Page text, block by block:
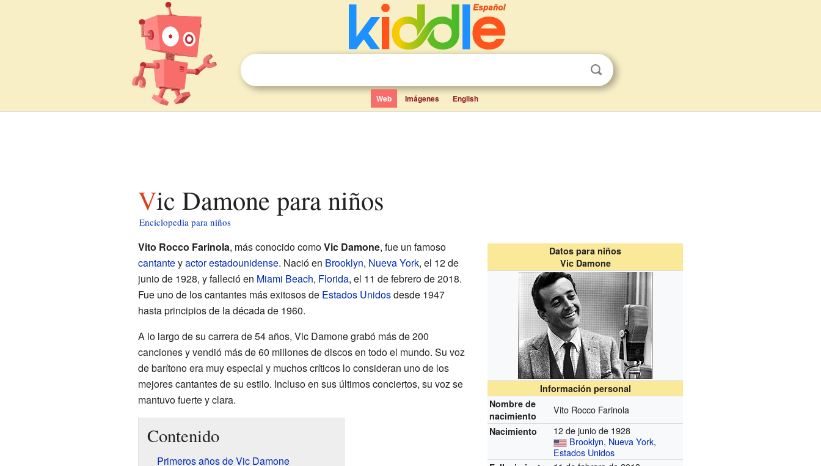
Web Imágenes English
Vic Damone para niños
Enciclopedia para niños
Datos para niños
Vic Damone
Información personal
Nombre de
nacimiento
Vito Rocco Farinola
Nacimiento
12 de junio de 1928
Brooklyn, Nueva York,
Estados Unidos
Vito Rocco Farinola, más conocido comoVic Damone, fue un famoso
cantanteyactorestadounidense. Nació en Brooklyn, Nueva York, el 12 de
junio de 1928, y falleció en Miami Beach, Florida, el 11 de febrero de 2018.
Fue uno de los cantantes más exitosos de Estados Unidosdesde 1947
hasta principios de la década de 1960.
A lo largo de su carrera de 54 años, Vic Damone grabó más de 200
canciones y vendió más de 60 millones de discos en todo el mundo. Su voz
de barítono era muy especial y muchos críticos lo consideran uno de los
mejores cantantes de su estilo. Incluso en sus últimos conciertos, su voz se
mantuvo fuerte y clara.
Contenido
Primeros años de Vic Damone